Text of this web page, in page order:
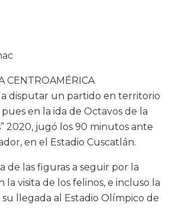
CENTROAMÉRICA
a disputar un partido en territorio
en la ida de Octavos de la
2020, jugó los 90 minutos ante
en el Estadio Cuscatlán.
de las figuras a seguir por la
la visita de los felinos, e incluso la
llegada al Estadio Olímpico de